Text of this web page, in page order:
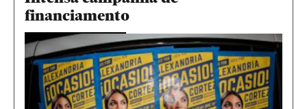
financiamento